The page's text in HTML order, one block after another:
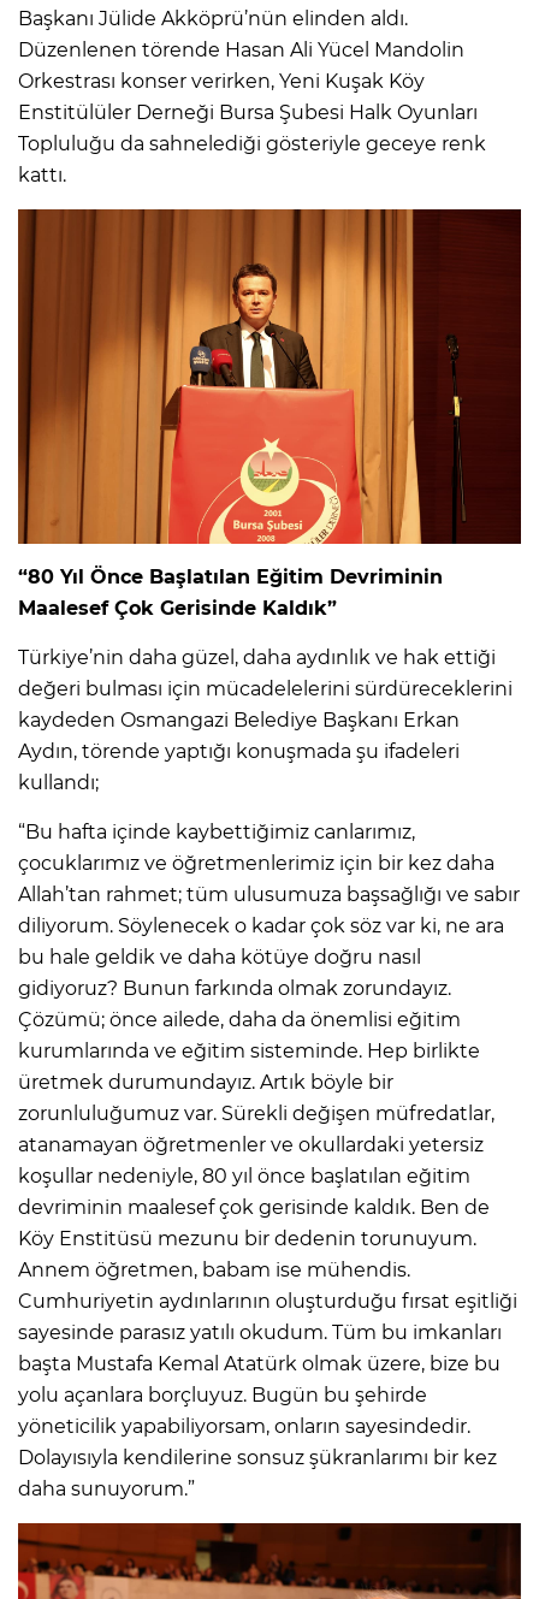
Başkanı Jülide Akköprü’nün elinden aldı.
Düzenlenen törende Hasan Ali Yücel Mandolin
Orkestrası konser verirken, Yeni Kuşak Köy
Enstitülüler Derneği Bursa Şubesi Halk Oyunları
Topluluğu da sahnelediği gösteriyle geceye renk
kattı.
“80 Yıl Önce Başlatılan Eğitim Devriminin
Maalesef Çok Gerisinde Kaldık”
Türkiye’nin daha güzel, daha aydınlık ve hak ettiği
değeri bulması için mücadelelerini sürdüreceklerini
kaydeden Osmangazi Belediye Başkanı Erkan
Aydın, törende yaptığı konuşmada şu ifadeleri
kullandı;
“Bu hafta içinde kaybettiğimiz canlarımız,
çocuklarımız ve öğretmenlerimiz için bir kez daha
Allah’tan rahmet; tüm ulusumuza başsağlığı ve sabır
diliyorum. Söylenecek o kadar çok söz var ki, ne ara
bu hale geldik ve daha kötüye doğru nasıl
gidiyoruz? Bunun farkında olmak zorundayız.
Çözümü; önce ailede, daha da önemlisi eğitim
kurumlarında ve eğitim sisteminde. Hep birlikte
üretmek durumundayız. Artık böyle bir
zorunluluğumuz var. Sürekli değişen müfredatlar,
atanamayan öğretmenler ve okullardaki yetersiz
koşullar nedeniyle, 80 yıl önce başlatılan eğitim
devriminin maalesef çok gerisinde kaldık. Ben de
Köy Enstitüsü mezunu bir dedenin torunuyum.
Annem öğretmen, babam ise mühendis.
Cumhuriyetin aydınlarının oluşturduğu fırsat eşitliği
sayesinde parasız yatılı okudum. Tüm bu imkanları
başta Mustafa Kemal Atatürk olmak üzere, bize bu
yolu açanlara borçluyuz. Bugün bu şehirde
yöneticilik yapabiliyorsam, onların sayesindedir.
Dolayısıyla kendilerine sonsuz şükranlarımı bir kez
daha sunuyorum.”